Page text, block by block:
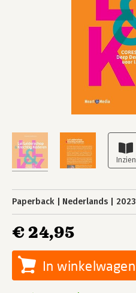
Paperback Nederlands 2023
€ 24,95
In winkelwagen